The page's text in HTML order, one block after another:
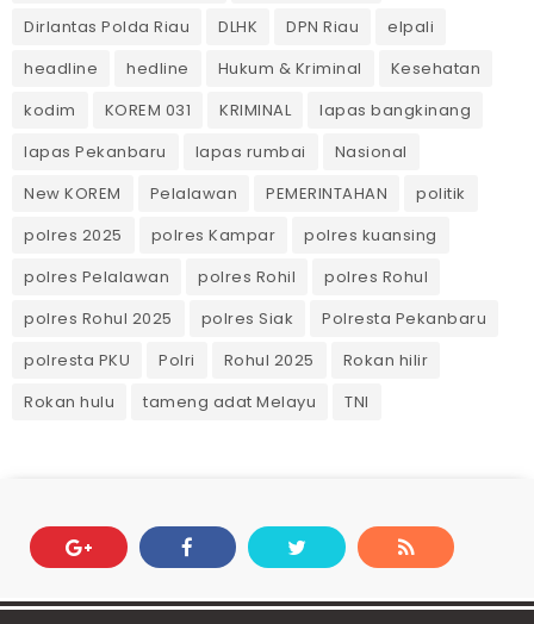
Dirlantas Polda Riau
DLHK DPN Riau
elpali
headline
hedline Hukum & Kriminal
Kesehatan
kodim
KOREM 031 KRIMINAL
lapas bangkinang
lapas Pekanbaru
lapas rumbai
Nasional
New KOREM
Pelalawan PEMERINTAHAN
politik
polres 2025
polres Kampar
polres kuansing
polres Pelalawan
polres Rohil
polres Rohul
polres Rohul 2025
polres Siak
Polresta Pekanbaru
polresta PKU
Polri Rohul 2025
Rokan hilir
Rokan hulu
tameng adat Melayu TNI